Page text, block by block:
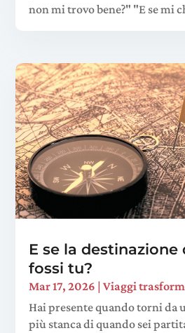
non mi trovo bene?" "E se mi
E se la
fossi tu?
Mar 17, 2026 |Viaggi
Hai presente quando torni da
più stanca di quando sei